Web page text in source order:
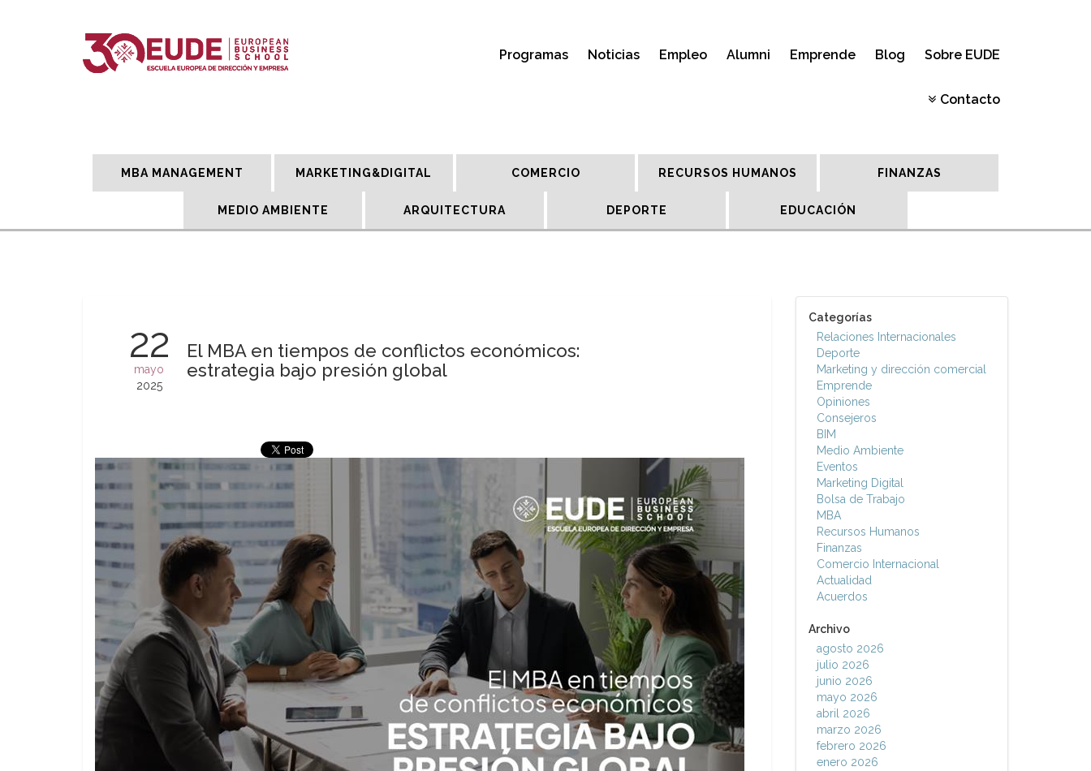
Programas Noticias Empleo Alumni Emprende Blog Sobre EUDE
Contacto
MBA MANAGEMENT MARKETING&DIGITAL COMERCIO RECURSOS HUMANOS FINANZAS
MEDIO AMBIENTE ARQUITECTURA DEPORTE EDUCACIÓN
22
mayo
2025
El MBA en tiempos de conflictos económicos:
estrategia bajo presión global
Categorías
Relaciones Internacionales
Deporte
Marketing y dirección comercial
Emprende
Opiniones
Consejeros
BIM
Medio Ambiente
Eventos
Marketing Digital
Bolsa de Trabajo
MBA
Recursos Humanos
Finanzas
Comercio Internacional
Actualidad
Acuerdos
Archivo
agosto 2026
julio 2026
junio 2026
mayo 2026
abril 2026
marzo 2026
febrero 2026
enero 2026